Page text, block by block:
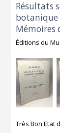
‎Résultats
botanique
Mémoires
‎Éditions du
‎Très Bon Etat